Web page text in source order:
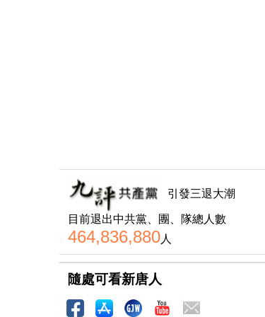
引發三退大潮
目前退出中共黨、團、隊總人數
464,836,880人
隨處可看新唐人